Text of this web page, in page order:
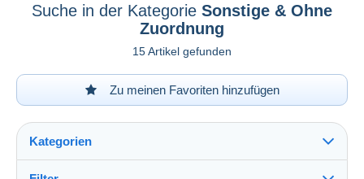
Suche in der Kategorie Sonstige & Ohne
Zuordnung
15 Artikel gefunden
Zu meinen Favoriten hinzufügen
Kategorien